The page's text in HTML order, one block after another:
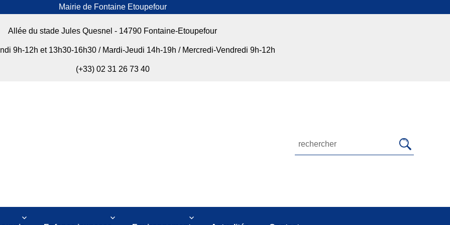
Mairie de Fontaine Etoupefour
Allée du stade Jules Quesnel - 14790 Fontaine-Etoupefour
9h-12h et 13h30-16h30 / Mardi-Jeudi 14h-19h / Mercredi-Vendredi 9h-12h
(+33) 02 31 26 73 40